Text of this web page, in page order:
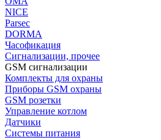
NICE
Parsec
DORMA
Часофикация
Сигнализации, прочее
GSM сигнализации
Комплекты для охраны
Приборы GSM охраны
GSM розетки
Управление котлом
Датчики
Системы питания